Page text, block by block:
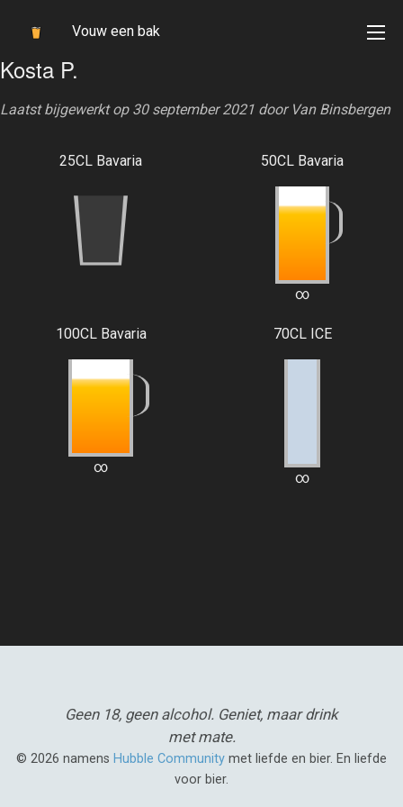
Vouw een bak
Kosta P.
Laatst bijgewerkt op 30 september 2021 door Van Binsbergen
25CL Bavaria 50CL Bavaria
∞
100CL Bavaria
∞
70CL ICE
∞
Geen 18, geen alcohol. Geniet, maar drink
met mate.
© 2026 namens Hubble Community met liefde en bier. En liefde
voor bier.